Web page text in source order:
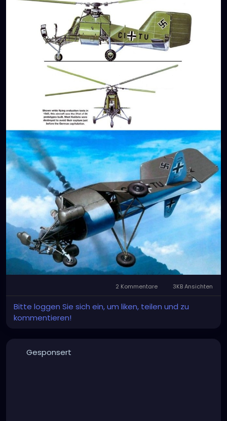
2 Kommentare 3KB Ansichten
Bitte loggen Sie sich ein, um liken, teilen und zu
kommentieren!
Gesponsert